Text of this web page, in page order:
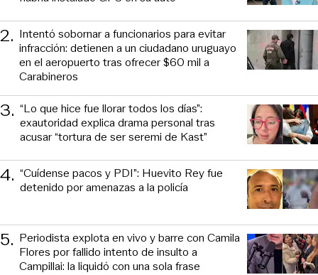
2. Intentó sobornar a funcionarios para evitar
infracción: detienen a un ciudadano uruguayo
en el aeropuerto tras ofrecer $60 mil a
Carabineros
3. “Lo que hice fue llorar todos los días”:
exautoridad explica drama personal tras
acusar “tortura de ser seremi de Kast”
4. “Cuídense pacos y PDI”: Huevito Rey fue
detenido por amenazas a la policía
5. Periodista explota en vivo y barre con Camila
Flores por fallido intento de insulto a
Campillai: la liquidó con una sola frase